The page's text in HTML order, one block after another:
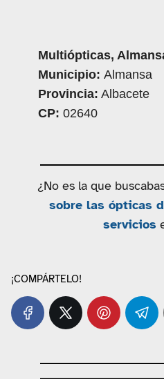
Multiópticas,
Municipio: Almansa
Provincia: Albacete
CP: 02640
¿No es la que
sobre las ópticas
servicios
¡COMPÁRTELO!